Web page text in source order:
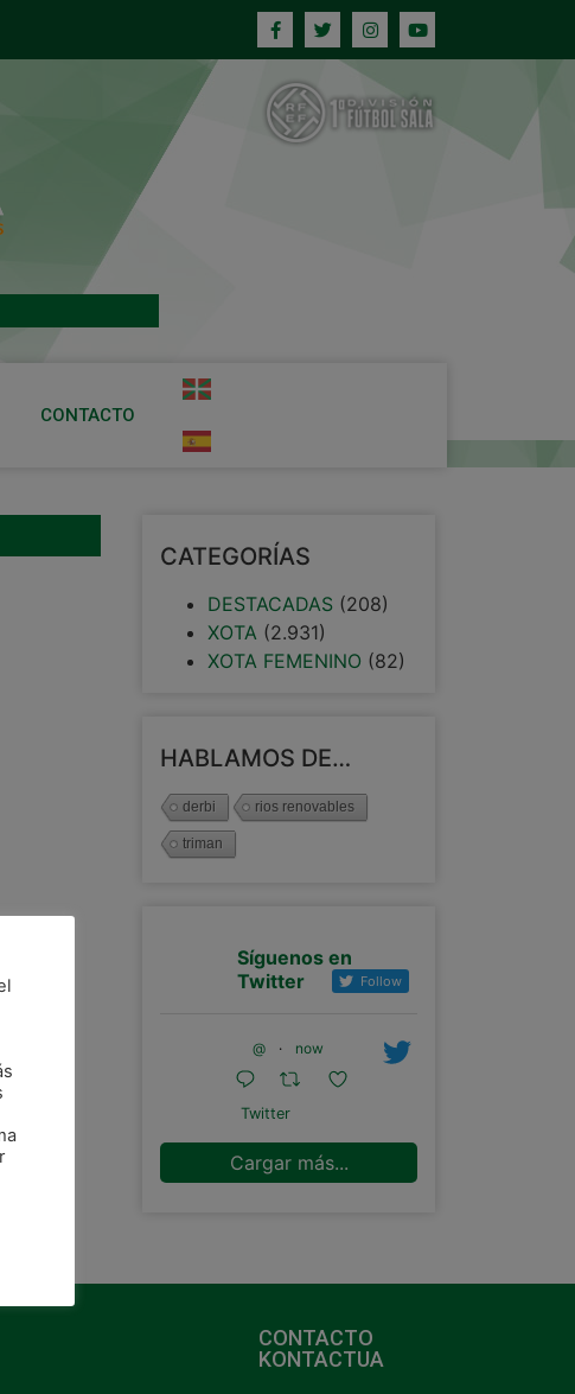
CONTACTO
CATEGORÍAS
DESTACADAS (208)
XOTA (2.931)
XOTA FEMENINO (82)
HABLAMOS DE…
derbi rios renovables
triman
Síguenos en
Twitter
Follow
@ · now
Twitter
Cargar más...
CONTACTO
KONTACTUA